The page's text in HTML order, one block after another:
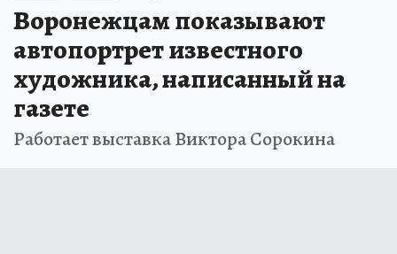
Воронежцам показывают
автопортрет известного
художника, написанный на
газете
Работает выставка Виктора Сорокина